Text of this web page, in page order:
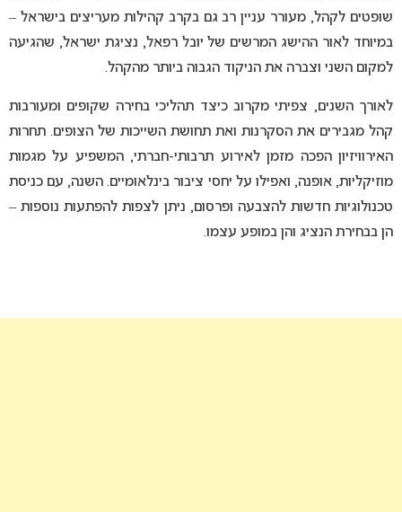
שופטים לקהל, מעורר עניין רב גם בקרב קהילות מעריצים בישראל –
במיוחד לאור ההישג המרשים של יובל רפאל, נציגת ישראל, שהגיעה
למקום השני וצברה את הניקוד הגבוה ביותר מהקהל.
לאורך השנים, צפיתי מקרוב כיצד תהליכי בחירה שקופים ומעורבות
קהל מגבירים את הסקרנות ואת תחושת השייכות של הצופים. תחרות
האירוויזיון הפכה מזמן לאירוע תרבותי-חברתי, המשפיע על מגמות
מוזיקליות, אופנה, ואפילו על יחסי ציבור בינלאומיים. השנה, עם כניסת
טכנולוגיות חדשות להצבעה ופרסום, ניתן לצפות להפתעות נוספות –
הן בבחירת הנציג והן במופע עצמו.